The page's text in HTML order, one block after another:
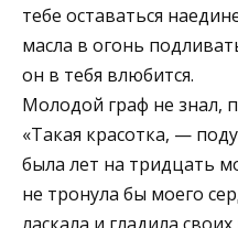
тебе оставаться
масла в огонь
он в тебя влюбится.
Молодой граф не знал,
«Такая красотка, —
была лет на тридцать
не тронула бы моего